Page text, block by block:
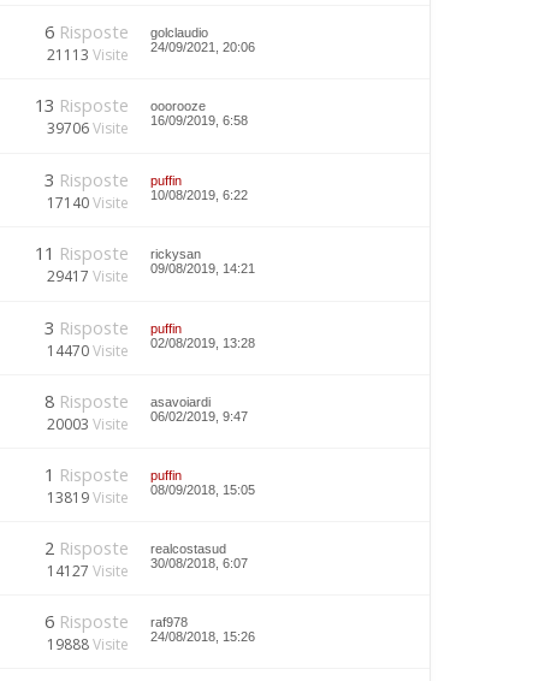
6 Risposte
21113 Visite
golclaudio
24/09/2021, 20:06
13 Risposte
39706Visite
ooorooze
16/09/2019, 6:58
3 Risposte
17140Visite
puffin
10/08/2019, 6:22
11 Risposte
29417 Visite
rickysan
09/08/2019, 14:21
3 Risposte
14470Visite
puffin
02/08/2019, 13:28
8 Risposte
20003 Visite
asavoiardi
06/02/2019, 9:47
1 Risposte
13819Visite
puffin
08/09/2018, 15:05
2 Risposte
14127 Visite
realcostasud
30/08/2018, 6:07
6 Risposte
19888Visite
raf978
24/08/2018, 15:26